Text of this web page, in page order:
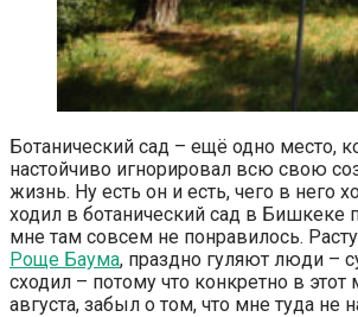
Ботанический сад – ещё одно место,
настойчиво игнорировал всю свою
жизнь. Ну есть он и есть, чего в него
ходил в ботанический сад в Бишкеке
мне там совсем не понравилось.
Роще Баума, праздно гуляют люди –
сходил – потому что конкретно в этот
августа, забыл о том, что мне туда не